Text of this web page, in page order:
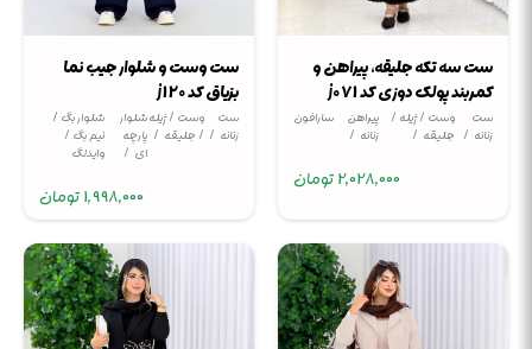
ست سه تکه جلیقه، پیراهن و
کمربند پولک دوزی کد j071
ست
زنانه
وست / ژیله /
جلیقه
پیراهن
زنانه
سارافون
2,028,000تومان
ست وست و شلوار جیب نما
بزیاق کد j120
ست
زنانه
وست / ژیله
/ جلیقه
شلوار
پارچه
ای
شلوار بگ /
نیم بگ /
وایدلگ
1,998,000تومان